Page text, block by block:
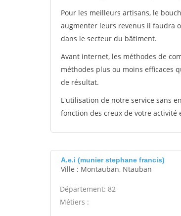
Pour les meilleurs artisans, le
augmenter leurs revenus il faudra
dans le secteur du bâtiment.
Avant internet, les méthodes de
méthodes plus ou moins efficaces
de résultat.
L'utilisation de notre service sans
fonction des creux de votre activité
A.e.i (munier stephane francis)
Ville : Montauban, Ntauban
Département: 82
Métiers :